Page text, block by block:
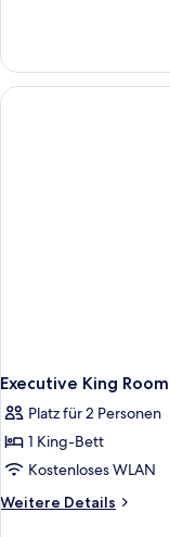
Twin
Room
Executive King Room
Platz für 2 Personen
1 King-Bett
Kostenloses WLAN
Weitere Details
Weitere